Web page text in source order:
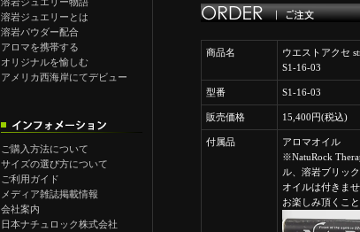
溶岩ジュエリーとは
溶岩パウダー配合
アロマを携帯する
オリジナルを愉しむ
アメリカ西海岸にてデビュー
ご購入方法について
サイズの選び方について
ご利用ガイド
メディア雑誌掲載情報
会社案内
日本ナチュロック株式会社
商品名
ウエストアクセ
S1-16-03
型番 S1-16-03
販売価格 15,400円(税込)
付属品
アロマオイル
※NatuRock
ル、溶岩ブリッ
オイルは付きま
お楽しみ頂くこと